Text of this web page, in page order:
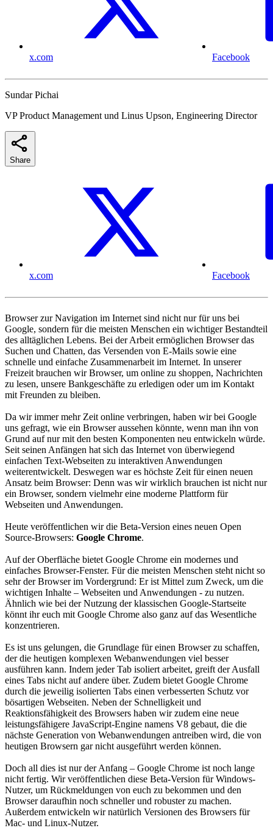
x.com Facebook
Sundar Pichai
VP Product Management und Linus Upson, Engineering Director
Share
x.com Facebook
Browser zur Navigation im Internet sind nicht nur für uns bei
Google, sondern für die meisten Menschen ein wichtiger Bestandteil
des alltäglichen Lebens. Bei der Arbeit ermöglichen Browser das
Suchen und Chatten, das Versenden von E-Mails sowie eine
schnelle und einfache Zusammenarbeit im Internet. In unserer
Freizeit brauchen wir Browser, um online zu shoppen, Nachrichten
zu lesen, unsere Bankgeschäfte zu erledigen oder um im Kontakt
mit Freunden zu bleiben.
Da wir immer mehr Zeit online verbringen, haben wir bei Google
uns gefragt, wie ein Browser aussehen könnte, wenn man ihn von
Grund auf nur mit den besten Komponenten neu entwickeln würde.
Seit seinen Anfängen hat sich das Internet von überwiegend
einfachen Text-Webseiten zu interaktiven Anwendungen
weiterentwickelt. Deswegen war es höchste Zeit für einen neuen
Ansatz beim Browser: Denn was wir wirklich brauchen ist nicht nur
ein Browser, sondern vielmehr eine moderne Plattform für
Webseiten und Anwendungen.
Heute veröffentlichen wir die Beta-Version eines neuen Open
Source-Browsers: Google Chrome.
Auf der Oberfläche bietet Google Chrome ein modernes und
einfaches Browser-Fenster. Für die meisten Menschen steht nicht so
sehr der Browser im Vordergrund: Er ist Mittel zum Zweck, um die
wichtigen Inhalte – Webseiten und Anwendungen - zu nutzen.
Ähnlich wie bei der Nutzung der klassischen Google-Startseite
könnt ihr euch mit Google Chrome also ganz auf das Wesentliche
konzentrieren.
Es ist uns gelungen, die Grundlage für einen Browser zu schaffen,
der die heutigen komplexen Webanwendungen viel besser
ausführen kann. Indem jeder Tab isoliert arbeitet, greift der Ausfall
eines Tabs nicht auf andere über. Zudem bietet Google Chrome
durch die jeweilig isolierten Tabs einen verbesserten Schutz vor
bösartigen Webseiten. Neben der Schnelligkeit und
Reaktionsfähigkeit des Browsers haben wir zudem eine neue
leistungsfähigere JavaScript-Engine namens V8 gebaut, die die
nächste Generation von Webanwendungen antreiben wird, die von
heutigen Browsern gar nicht ausgeführt werden können.
Doch all dies ist nur der Anfang – Google Chrome ist noch lange
nicht fertig. Wir veröffentlichen diese Beta-Version für Windows-
Nutzer, um Rückmeldungen von euch zu bekommen und den
Browser daraufhin noch schneller und robuster zu machen.
Außerdem entwickeln wir natürlich Versionen des Browsers für
Mac- und Linux-Nutzer.